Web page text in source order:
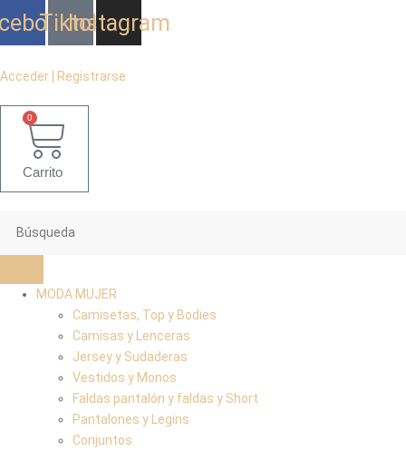
al
Tiktok
Instagram
Acceder | Registrarse
0
Carrito
MODA MUJER
Camisetas, Top y Bodies
Camisas y Lenceras
Jersey y Sudaderas
Vestidos y Monos
Faldas pantalón y faldas y Short
Pantalones y Legins
Conjuntos